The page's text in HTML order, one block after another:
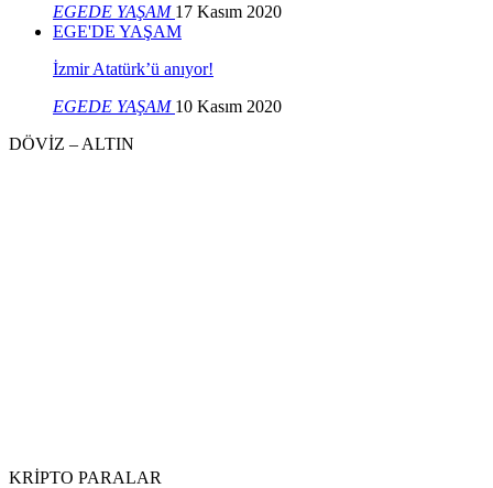
EGEDE YAŞAM 17 Kasım 2020
EGE'DE YAŞAM
İzmir Atatürk’ü anıyor!
EGEDE YAŞAM 10 Kasım 2020
DÖVİZ – ALTIN
KRİPTO PARALAR